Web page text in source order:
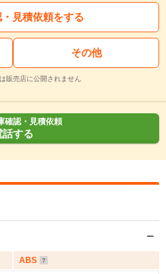
見積依頼をする
その他
販売店に公開されません
確認・見積依頼
話する
ABS